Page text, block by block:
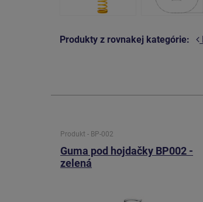
Produkty z rovnakej kategórie:
Produkt - BP-002
Guma pod hojdačky BP002 -
zelená